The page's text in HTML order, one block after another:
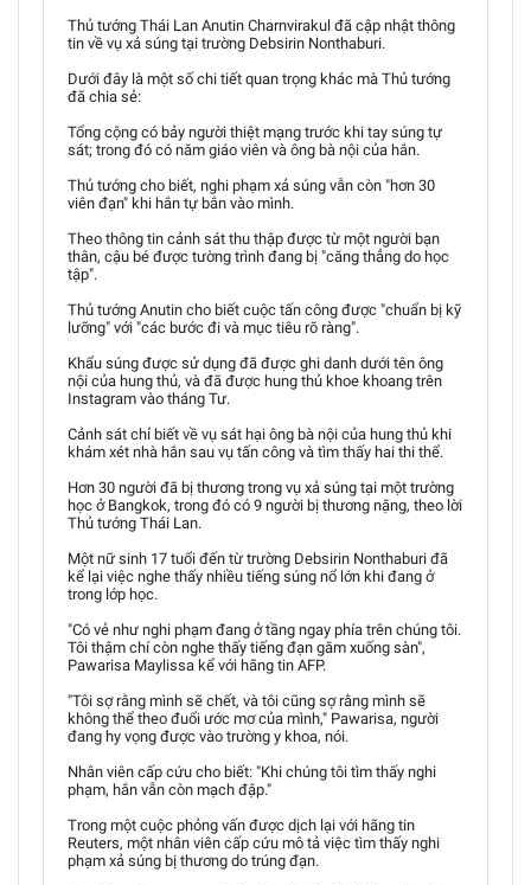
Thủ tướng Thái Lan Anutin Charnvirakul đã cập nhật thông
tin về vụ xả súng tại trường Debsirin Nonthaburi.
Dưới đây là một số chi tiết quan trọng khác mà Thủ tướng
đã chia sẻ:
Tổng cộng có bảy người thiệt mạng trước khi tay súng tự
sát; trong đó có năm giáo viên và ông bà nội của hắn.
Thủ tướng cho biết, nghi phạm xả súng vẫn còn "hơn 30
viên đạn" khi hắn tự bắn vào mình.
Theo thông tin cảnh sát thu thập được từ một người bạn
thân, cậu bé được tường trình đang bị "căng thẳng do học
tập".
Thủ tướng Anutin cho biết cuộc tấn công được "chuẩn bị kỹ
lưỡng" với "các bước đi và mục tiêu rõ ràng".
Khẩu súng được sử dụng đã được ghi danh dưới tên ông
nội của hung thủ, và đã được hung thủ khoe khoang trên
Instagram vào tháng Tư.
Cảnh sát chỉ biết về vụ sát hại ông bà nội của hung thủ khi
khám xét nhà hắn sau vụ tấn công và tìm thấy hai thi thể.
Hơn 30 người đã bị thương trong vụ xả súng tại một trường
học ở Bangkok, trong đó có 9 người bị thương nặng, theo lời
Thủ tướng Thái Lan.
Một nữ sinh 17 tuổi đến từ trường Debsirin Nonthaburi đã
kể lại việc nghe thấy nhiều tiếng súng nổ lớn khi đang ở
trong lớp học.
"Có vẻ như nghi phạm đang ở tầng ngay phía trên chúng tôi.
Tôi thậm chí còn nghe thấy tiếng đạn găm xuống sàn",
Pawarisa Maylissa kể với hãng tin AFP.
"Tôi sợ rằng mình sẽ chết, và tôi cũng sợ rằng mình sẽ
không thể theo đuổi ước mơ của mình," Pawarisa, người
đang hy vọng được vào trường y khoa, nói.
Nhân viên cấp cứu cho biết: "Khi chúng tôi tìm thấy nghi
phạm, hắn vẫn còn mạch đập."
Trong một cuộc phỏng vấn được dịch lại với hãng tin
Reuters, một nhân viên cấp cứu mô tả việc tìm thấy nghi
phạm xả súng bị thương do trúng đạn.